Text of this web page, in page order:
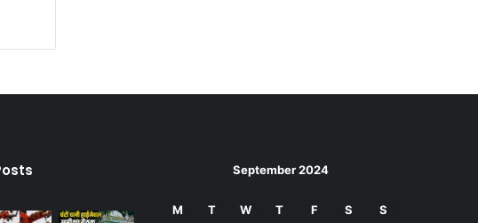
September 2024
M T W T F S S